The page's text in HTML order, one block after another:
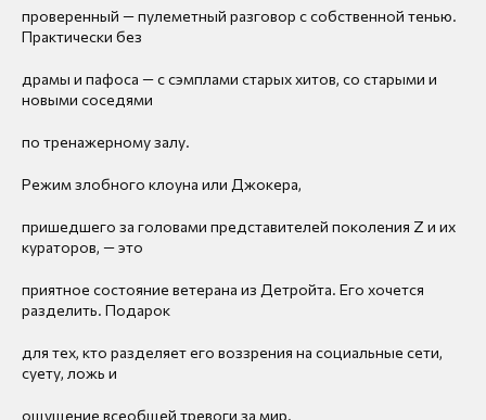
проверенный — пулеметный разговор с собственной тенью.
Практически без
драмы и пафоса — с сэмплами старых хитов, со старыми и
новыми соседями
по тренажерному залу.
Режим злобного клоуна или Джокера,
пришедшего за головами представителей поколения Z и их
кураторов, — это
приятное состояние ветерана из Детройта. Его хочется
разделить. Подарок
для тех, кто разделяет его воззрения на социальные сети,
суету, ложь и
ощущение всеобщей тревоги за мир.